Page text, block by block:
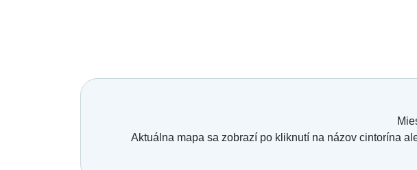
Aktuálna mapa sa zobrazí po kliknutí na názov cintorína